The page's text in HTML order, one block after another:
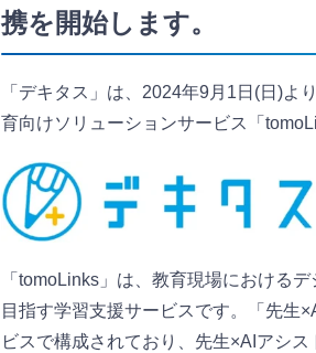
携を開始します。
「デキタス」は、2024年9月1日(日)よ
育向けソリューションサービス「
「tomoLinks」は、教育現場における
目指す学習支援サービスです。「先生
ビスで構成されており、先生×AIアシ